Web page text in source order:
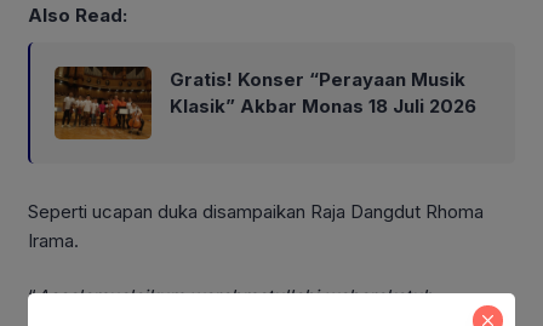
Also Read:
Gratis! Konser “Perayaan Musik
Klasik” Akbar Monas 18 Juli 2026
Seperti ucapan duka disampaikan Raja Dangdut Rhoma
Irama.
“Assalamualaikum warahmatullahi wabarakatuh.